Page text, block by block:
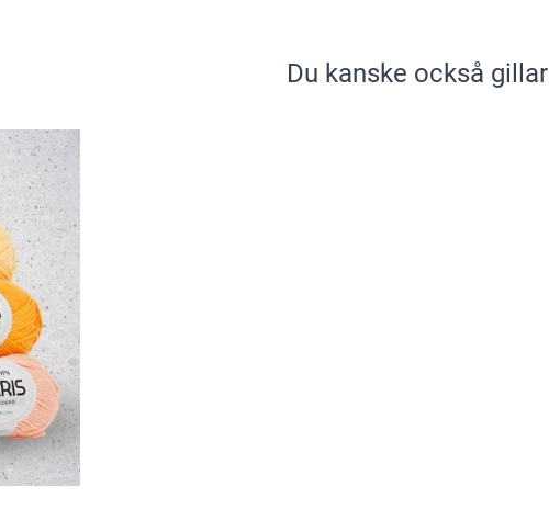
Du kanske också gillar